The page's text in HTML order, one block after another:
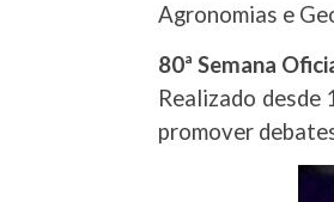
Agronomias e
80ª Semana
Realizado
promover